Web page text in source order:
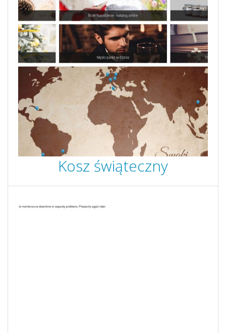
Kosz świąteczny